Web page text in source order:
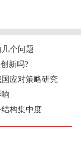
个问题
新吗?
应对策略研究
构集中度